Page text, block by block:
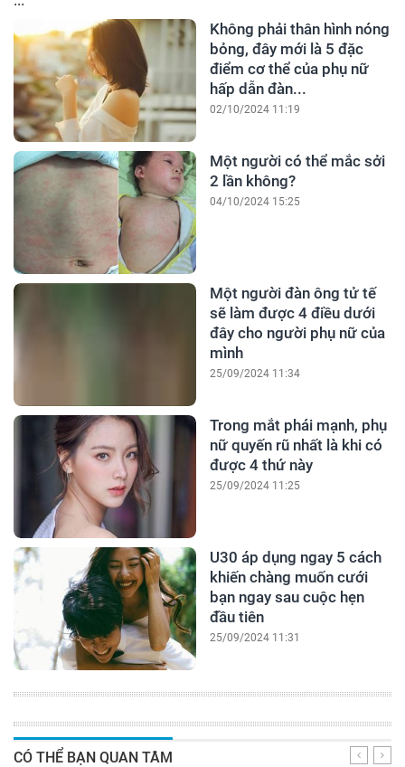
Không phải thân hình nóng
bỏng, đây mới là 5 đặc
điểm cơ thể của phụ nữ
hấp dẫn đàn...
02/10/2024 11:19
Một người có thể mắc sởi
2 lần không?
04/10/2024 15:25
Một người đàn ông tử tế
sẽ làm được 4 điều dưới
đây cho người phụ nữ của
mình
25/09/2024 11:34
Trong mắt phái mạnh, phụ
nữ quyến rũ nhất là khi có
được 4 thứ này
25/09/2024 11:25
U30 áp dụng ngay 5 cách
khiến chàng muốn cưới
bạn ngay sau cuộc hẹn
đầu tiên
25/09/2024 11:31
CÓ THỂ BẠN QUAN TÂM